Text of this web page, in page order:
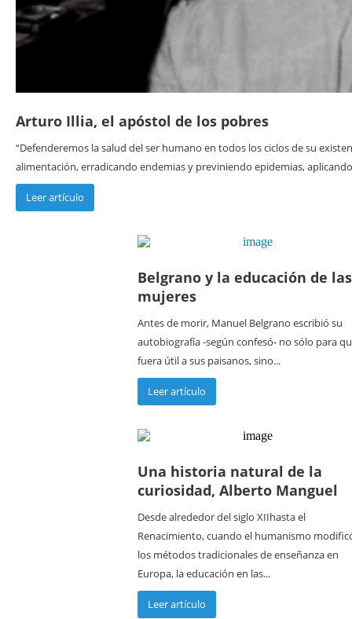
Arturo Illia, el apóstol de los pobres
“Defenderemos la salud del ser humano en todos los ciclos de su
alimentación, erradicando endemias y previniendo epidemias,
Leer artículo
Belgrano y la educación de las
mujeres
Antes de morir, Manuel Belgrano escribió su
autobiografía -según confesó- no sólo para
fuera útil a sus paisanos, sino...
Leer artículo
Una historia natural de la
curiosidad, Alberto Manguel
Desde alrededor del siglo XIIhasta el
Renacimiento, cuando el humanismo
los métodos tradicionales de enseñanza en
Europa, la educación en las...
Leer artículo